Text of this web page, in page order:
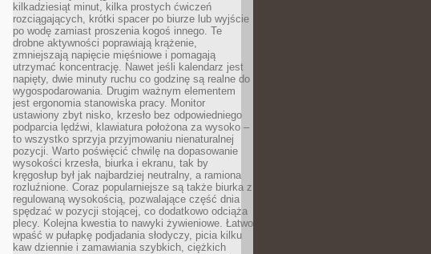
kilkadziesiąt minut, kilka prostych ćwiczeń
rozciągających, krótki spacer po biurze lub wyjście
po wodę zamiast proszenia kogoś innego. Te
drobne aktywności poprawiają krążenie,
zmniejszają napięcie mięśniowe i pomagają
utrzymać koncentrację. Nawet jeśli kalendarz jest
napięty, dwie minuty ruchu co godzinę są realne do
wygospodarowania. Drugim ważnym elementem
jest ergonomia stanowiska pracy. Monitor
ustawiony zbyt nisko, krzesło bez odpowiedniego
podparcia lędźwi, klawiatura położona za wysoko –
to wszystko sprzyja przyjmowaniu nienaturalnej
pozycji. Warto poświęcić chwilę na dopasowanie
wysokości krzesła, biurka i ekranu, tak by
kręgosłup był jak najbardziej neutralny, a ramiona
rozluźnione. Coraz popularniejsze są także biurka z
regulowaną wysokością, pozwalające część dnia
spędzać w pozycji stojącej, co dodatkowo odciąża
plecy. Kolejna kwestia to nawyki żywieniowe. Łatwo
wpaść w pułapkę podjadania słodyczy, picia kilku
kaw dziennie i zamawiania szybkich, ciężkich